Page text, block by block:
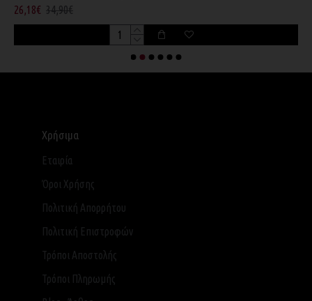
26,18€ 34,90€
Χρήσιμα
Εταιρία
Όροι Χρήσης
Πολιτική Απορρήτου
Πολιτική Επιστροφών
Τρόποι Αποστολής
Τρόποι Πληρωμής